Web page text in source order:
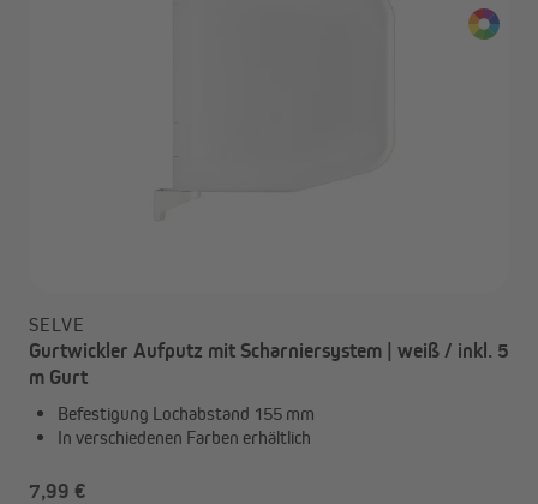
SELVE
Gurtwickler Aufputz mit Scharniersystem | weiß / inkl. 5
m Gurt
Befestigung Lochabstand 155 mm
In verschiedenen Farben erhältlich
7,99 €